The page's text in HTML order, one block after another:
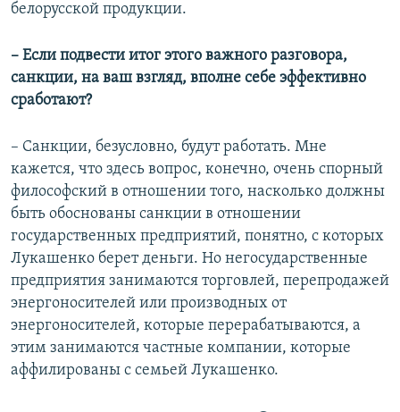
белорусской продукции.
– Если подвести итог этого важного разговора,
санкции, на ваш взгляд, вполне себе эффективно
сработают?
– Санкции, безусловно, будут работать. Мне
кажется, что здесь вопрос, конечно, очень спорный
философский в отношении того, насколько должны
быть обоснованы санкции в отношении
государственных предприятий, понятно, с которых
Лукашенко берет деньги. Но негосударственные
предприятия занимаются торговлей, перепродажей
энергоносителей или производных от
энергоносителей, которые перерабатываются, а
этим занимаются частные компании, которые
аффилированы с семьей Лукашенко.